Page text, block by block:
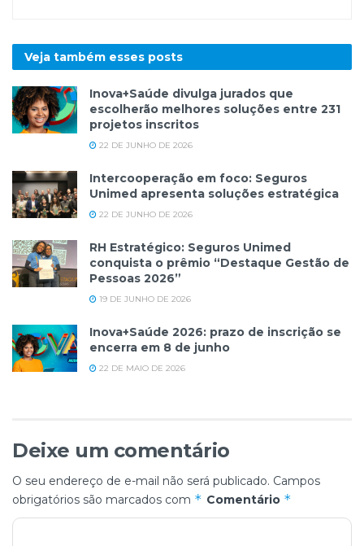
Veja também esses posts
Inova+Saúde divulga jurados que
escolherão melhores soluções entre 231
projetos inscritos
22 DE JUNHO DE 2026
Intercooperação em foco: Seguros
Unimed apresenta soluções estratégica
22 DE JUNHO DE 2026
RH Estratégico: Seguros Unimed
conquista o prêmio “Destaque Gestão de
Pessoas 2026”
19 DE JUNHO DE 2026
Inova+Saúde 2026: prazo de inscrição se
encerra em 8 de junho
22 DE MAIO DE 2026
Deixe um comentário
O seu endereço de e-mail não será publicado. Campos
obrigatórios são marcados com * Comentário *